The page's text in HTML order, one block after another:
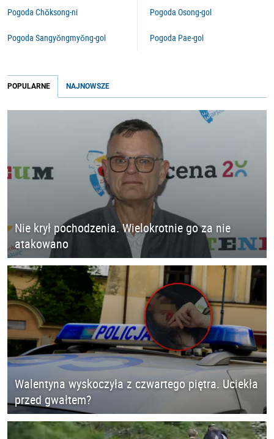
Pogoda Chŏksong-ni
Pogoda Sangyŏngmyŏng-gol
Pogoda Osong-gol
Pogoda Pae-gol
POPULARNE NAJNOWSZE
Nie krył pochodzenia. Wielokrotnie go za nie
atakowano
Walentyna wyskoczyła z czwartego piętra. Uciekła
przed gwałtem?